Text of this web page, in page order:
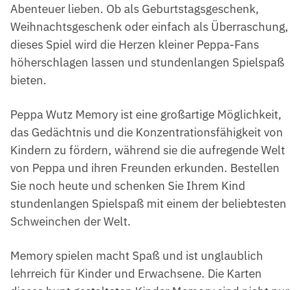
Abenteuer lieben. Ob als Geburtstagsgeschenk,
Weihnachtsgeschenk oder einfach als Überraschung,
dieses Spiel wird die Herzen kleiner Peppa-Fans
höherschlagen lassen und stundenlangen Spielspaß
bieten.
Peppa Wutz Memory ist eine großartige Möglichkeit,
das Gedächtnis und die Konzentrationsfähigkeit von
Kindern zu fördern, während sie die aufregende Welt
von Peppa und ihren Freunden erkunden. Bestellen
Sie noch heute und schenken Sie Ihrem Kind
stundenlangen Spielspaß mit einem der beliebtesten
Schweinchen der Welt.
Memory spielen macht Spaß und ist unglaublich
lehrreich für Kinder und Erwachsene. Die Karten